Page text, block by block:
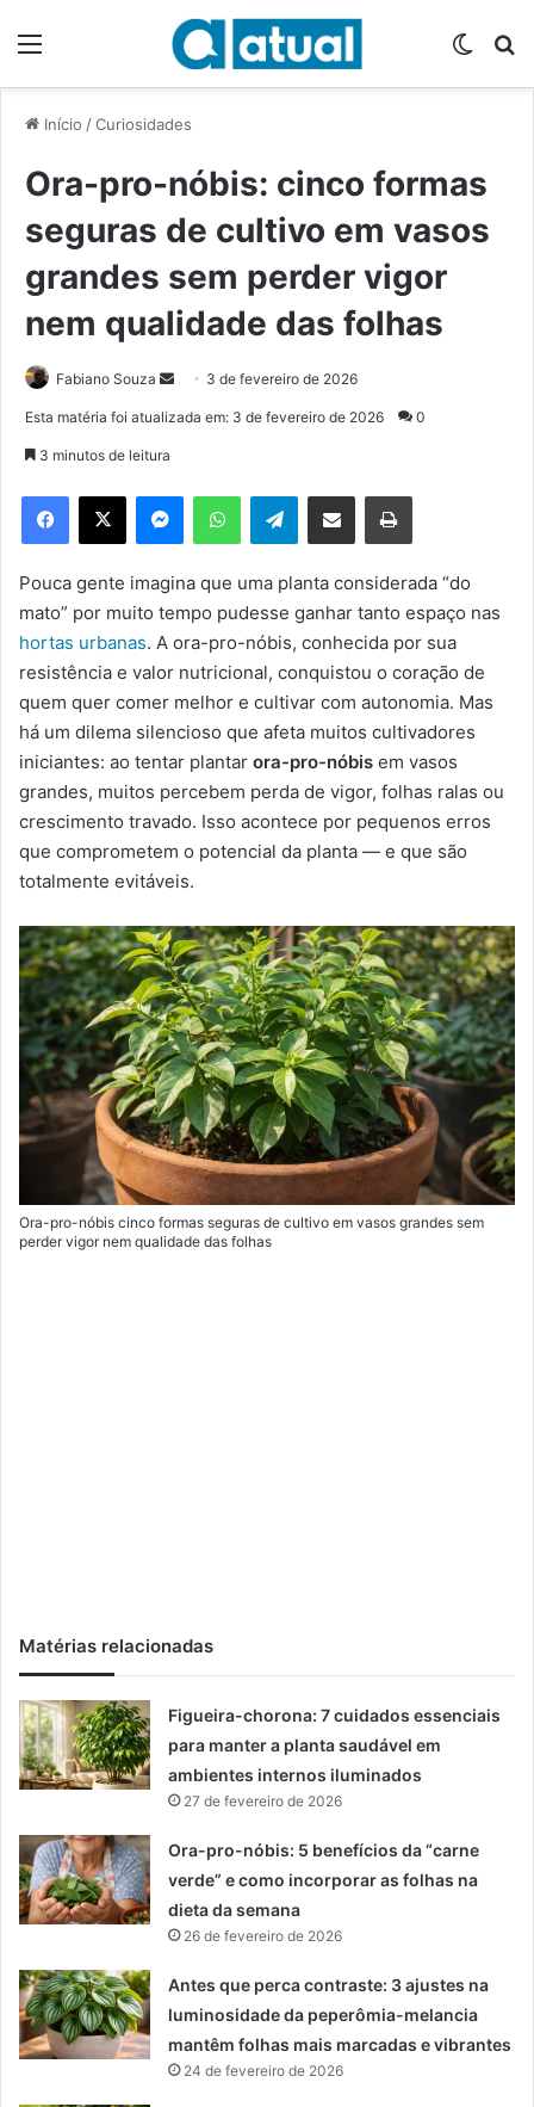
Início /Curiosidades
Ora-pro-nóbis: cinco formas
seguras de cultivo em vasos
grandes sem perder vigor
nem qualidade das folhas
Fabiano Souza
e
m
e
-
m
a
3 de fevereiro de 2026
Esta matéria foi atualizada em: 3 de fevereiro de 2026 0
3 minutos de leitura
Telegram
Pouca gente imagina que uma planta considerada “do
mato” por muito tempo pudesse ganhar tanto espaço nas
hortas urbanas. A ora-pro-nóbis, conhecida por sua
resistência e valor nutricional, conquistou o coração de
quem quer comer melhor e cultivar com autonomia. Mas
há um dilema silencioso que afeta muitos cultivadores
iniciantes: ao tentar plantar ora-pro-nóbis em vasos
grandes, muitos percebem perda de vigor, folhas ralas ou
crescimento travado. Isso acontece por pequenos erros
que comprometem o potencial da planta — e que são
totalmente evitáveis.
Ora-pro-nóbis cinco formas seguras de cultivo em vasos grandes sem
perder vigor nem qualidade das folhas
Matérias relacionadas
Figueira-chorona: 7 cuidados essenciais
para manter a planta saudável em
ambientes internos iluminados
27 de fevereiro de 2026
Ora-pro-nóbis: 5 benefícios da “carne
verde” e como incorporar as folhas na
dieta da semana
26 de fevereiro de 2026
Antes que perca contraste: 3 ajustes na
luminosidade da peperômia-melancia
mantêm folhas mais marcadas e vibrantes
24 de fevereiro de 2026